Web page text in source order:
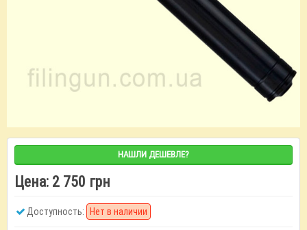
НАШЛИ ДЕШЕВЛЕ?
Цена: 2 750 грн
Доступность: Нет в наличии